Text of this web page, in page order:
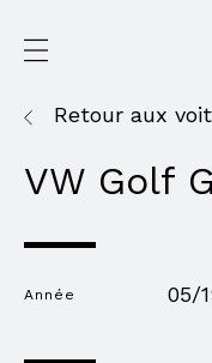
Retour aux
VW Golf
Année 05/